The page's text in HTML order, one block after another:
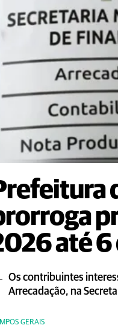
até
Os contribuintes
Arrecadação, na
GERAIS